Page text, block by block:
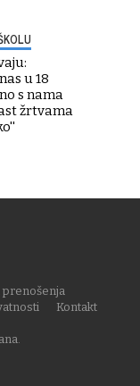
u 18
s nama
žrtvama
prenošenja
Kontakt